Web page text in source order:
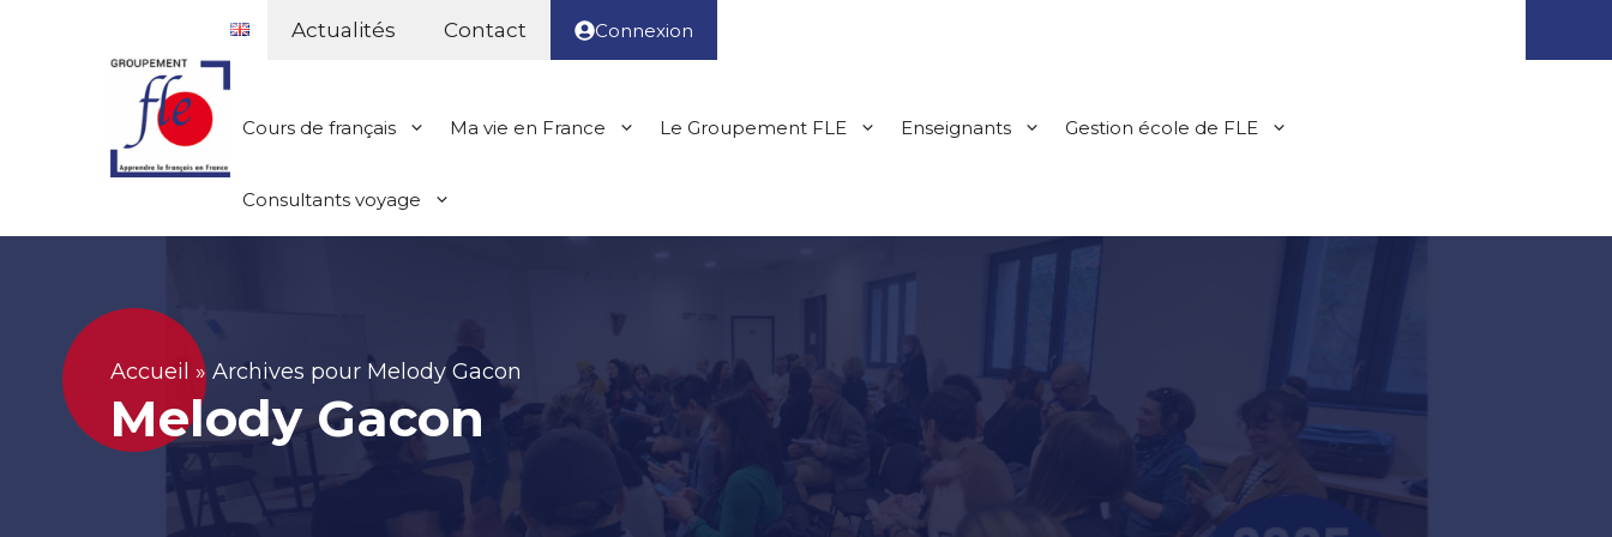
Actualités Contact Connexion
Cours de français Ma vie en France Le Groupement FLE Enseignants Gestion école de FLE
Consultants voyage
Accueil » Archives pour Melody Gacon
Melody Gacon